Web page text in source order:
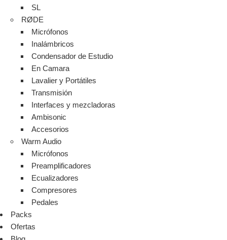
SL
RØDE
Micrófonos
Inalámbricos
Condensador de Estudio
En Camara
Lavalier y Portátiles
Transmisión
Interfaces y mezcladoras
Ambisonic
Accesorios
Warm Audio
Micrófonos
Preamplificadores
Ecualizadores
Compresores
Pedales
Packs
Ofertas